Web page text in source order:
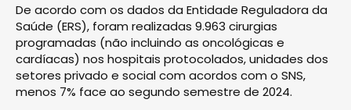
De acordo com os dados da Entidade Reguladora da
Saúde (ERS), foram realizadas 9.963 cirurgias
programadas (não incluindo as oncológicas e
cardíacas) nos hospitais protocolados, unidades dos
setores privado e social com acordos com o SNS,
menos 7% face ao segundo semestre de 2024.